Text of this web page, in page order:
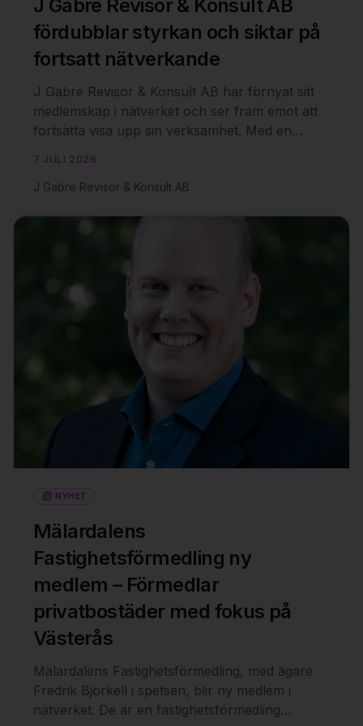
J Gabre Revisor & Konsult AB
fördubblar styrkan och siktar på
fortsatt nätverkande
J Gabre Revisor & Konsult AB har förnyat sitt
medlemskap i nätverket och ser fram emot att
fortsätta visa upp sin verksamhet. Med en
självklara valet för mindre familjeägda bolag
erbjudande med rådgivning inom nya områden
7 JULI 2026
J Gabre Revisor & Konsult AB
NYHET
Mälardalens
Fastighetsförmedling ny
medlem – Förmedlar
privatbostäder med fokus på
Västerås
Mälardalens Fastighetsförmedling, med ägare
Fredrik Björkell i spetsen, blir ny medlem i
nätverket. De är en fastighetsförmedling